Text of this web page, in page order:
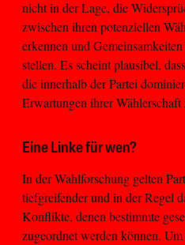
nicht in der Lage, die
zwischen ihren potenziellen
erkennen und
stellen. Es scheint plausibel,
die innerhalb der Partei
Erwartungen ihrer Wählerschaft
Eine Linke für wen?
In der Wahlforschung gelten
tiefgreifender und in der Regel
Konflikte, denen bestimmte
zugeordnet werden können.